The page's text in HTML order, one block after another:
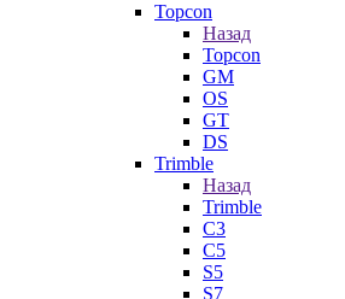
Topcon
Назад
Topcon
GM
OS
GT
DS
Trimble
Назад
Trimble
C3
C5
S5
S7